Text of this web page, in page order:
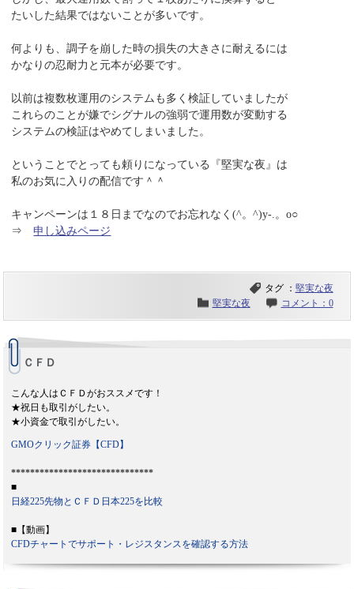
たいした結果ではないことが多いです。
何よりも、調子を崩した時の損失の大きさに耐えるには
かなりの忍耐力と元本が必要です。
以前は複数枚運用のシステムも多く検証していましたが
これらのことが嫌でシグナルの強弱で運用数が変動する
システムの検証はやめてしまいました。
ということでとっても頼りになっている『堅実な夜』は
私のお気に入りの配信です＾＾
キャンペーンは１８日までなのでお忘れなく(^。^)y-.。o○
⇒申し込みページ
タグ ： 堅実な夜
堅実な夜
コメント：0
ＣＦＤ
こんな人はＣＦＤがおススメです！
★祝日も取引がしたい。
★小資金で取引がしたい。
GMOクリック証券【CFD】
******************************
■
日経225先物とＣＦＤ日本225を比較
■【動画】
CFDチャートでサポート・レジスタンスを確認する方法